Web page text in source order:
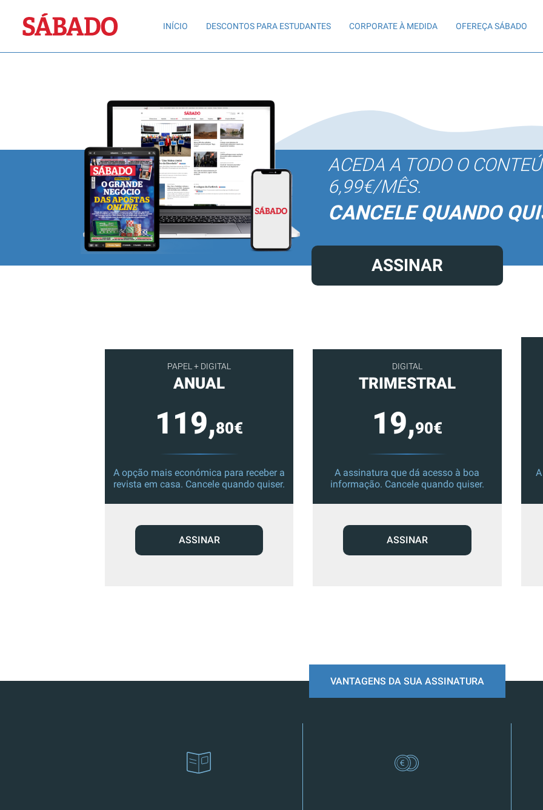
Sábado
INÍCIO DESCONTOS PARA ESTUDANTES CORPORATE À MEDIDA OFEREÇA SÁBADO
ACEDA A TODO O
6,99€/MÊS.
CANCELE QUANDO
ASSINAR
PAPEL + DIGITAL
ANUAL
119,80€
A opção mais económica para receber a
revista em casa. Cancele quando quiser.
ASSINAR
DIGITAL
TRIMESTRAL
19,90€
A assinatura que dá acesso à boa
informação. Cancele quando quiser.
ASSINAR
VANTAGENS DA SUA ASSINATURA